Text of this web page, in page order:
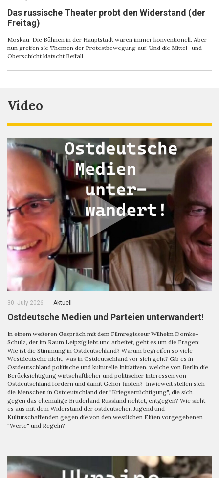
Das russische Theater probt den Widerstand (der
Freitag)
Moskau. Die Bühnen in der Hauptstadt waren immer konventionell. Aber
nun greifen sie Themen der Protestbewegung auf. Und die Mittel- und
Oberschicht klatscht Beifall
Video
30. July 2026 Aktuell
Ostdeutsche Medien und Parteien unterwandert!
In einem weiteren Gespräch mit dem Filmregisseur Wilhelm Domke-
Schulz, der im Raum Leipzig lebt und arbeitet, geht es um die Fragen:
Wie ist die Stimmung in Ostdeutschland? Warum begreifen so viele
Westdeutsche nicht, was in Ostdeutschland vor sich geht? Gib es in
Ostdeutschland politische und kulturelle Initiativen, welche von Berlin die
Berücksichtigung wirtschaftlicher und politischer Interessen von
Ostdeutschland fordern und damit Gehör finden? Inwieweit stellen sich
die Menschen in Ostdeutschland der "Kriegsertüchtigung", die sich
gegen das ehemalige Bruderland Russland richtet, entgegen? Wie sieht
es aus mit dem Widerstand der ostdeutschen Jugend und
Kulturschaffenden gegen die von den westlichen Eliten vorgegebenen
"Werte" und Regeln?